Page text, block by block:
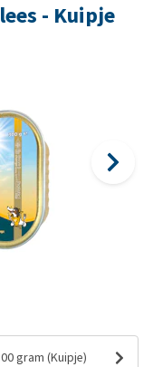
- Kuipje
gram (Kuipje)